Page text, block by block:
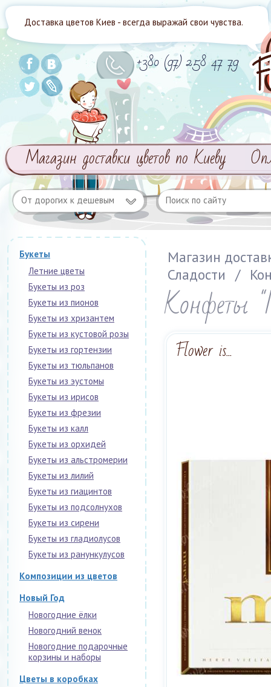
Доставка цветов Киев - всегда выражай свои чувства.
+380 (97) 258 47 79
Магазин доставки цветов по Киеву
От дорогих к дешевым
Букеты
Летние цветы
Букеты из роз
Букеты из пионов
Букеты из хризантем
Букеты из кустовой розы
Букеты из гортензии
Букеты из тюльпанов
Букеты из эустомы
Букеты из ирисов
Букеты из фрезии
Букеты из калл
Букеты из орхидей
Букеты из альстромерии
Букеты из лилий
Букеты из гиацинтов
Букеты из подсолнухов
Букеты из сирени
Букеты из гладиолусов
Букеты из ранункулусов
Композиции из цветов
Новый Год
Новогодние ёлки
Новогодний венок
Новогодние подарочные
корзины и наборы
Цветы в коробках
Магазин
Сладости /
Конфеты
Flower is...